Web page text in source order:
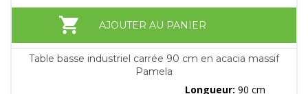
AJOUTER AU PANIER
Table basse industriel carrée 90 cm en acacia massif
Pamela
Longueur: 90 cm